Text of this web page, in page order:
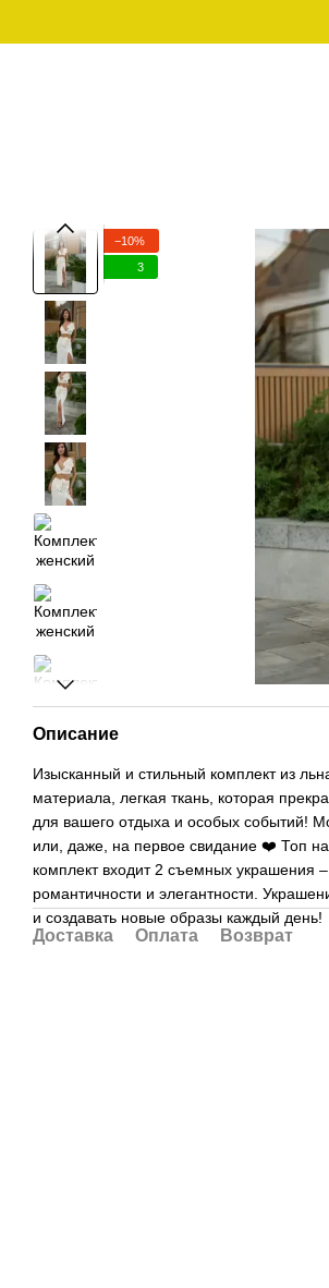
−10%
3
Описание
Изысканный и стильный комплект из
материала, легкая ткань, которая
для вашего отдыха и особых событий!
или, даже, на первое свидание ❤️ Топ
комплект входит 2 съемных украшения
романтичности и элегантности.
и создавать новые образы каждый день!
Доставка Оплата Возврат